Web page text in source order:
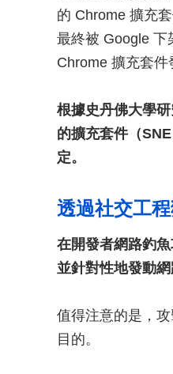
的 Chrome 擴充
最終被 Google 下
Chrome 擴充套件
根據史丹佛大學
的擴充套件（
定。
透過社交工
在開發者網路釣
並針對性地發動
值得注意的是，
目的。